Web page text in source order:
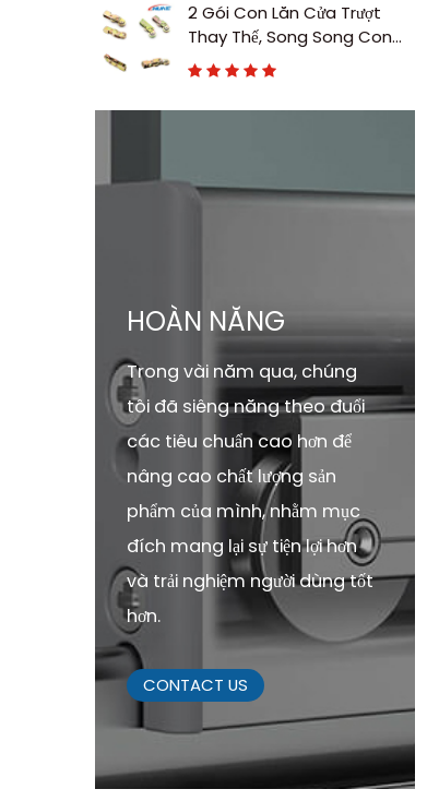
2 Gói Con Lăn Cửa Trượt
Thay Thế, Song Song Con
Lăn Hội Cửa Kính Trượt Màn
Cửa Cửa Thay Thế
HOÀN NĂNG
Trong vài năm qua, chúng
tôi đã siêng năng theo đuổi
các tiêu chuẩn cao hơn để
nâng cao chất lượng sản
phẩm của mình, nhằm mục
đích mang lại sự tiện lợi hơn
và trải nghiệm người dùng tốt
hơn.
CONTACT US